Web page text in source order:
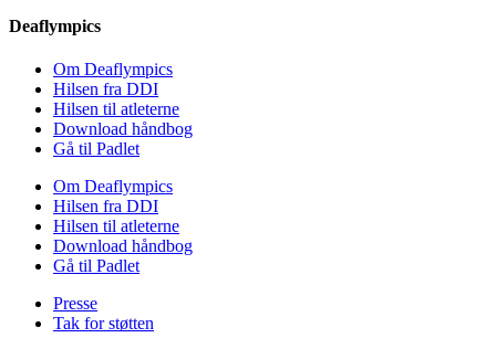
Deaflympics
Om Deaflympics
Hilsen fra DDI
Hilsen til atleterne
Download håndbog
Gå til Padlet
Om Deaflympics
Hilsen fra DDI
Hilsen til atleterne
Download håndbog
Gå til Padlet
Presse
Tak for støtten